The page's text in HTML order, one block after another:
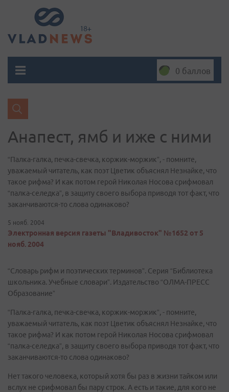
0 баллов
Анапест, ямб и иже с ними
“Палка-галка, печка-свечка, коржик-моржик”, - помните,
уважаемый читатель, как поэт Цветик объяснял Незнайке, что
такое рифма? И как потом герой Николая Носова срифмовал
“палка-селедка”, в защиту своего выбора приводя тот факт, что
заканчиваются-то слова одинаково?
5 нояб. 2004
Электронная версия газеты "Владивосток" №1652 от 5
нояб. 2004
“Словарь рифм и поэтических терминов”. Серия “Библиотека
школьника. Учебные словари”. Издательство “ОЛМА-ПРЕСС
Образование”
“Палка-галка, печка-свечка, коржик-моржик”, - помните,
уважаемый читатель, как поэт Цветик объяснял Незнайке, что
такое рифма? И как потом герой Николая Носова срифмовал
“палка-селедка”, в защиту своего выбора приводя тот факт, что
заканчиваются-то слова одинаково?
Нет такого человека, который хотя бы раз в жизни тайком или
вслух не срифмовал бы пару строк. А есть и такие, для кого не